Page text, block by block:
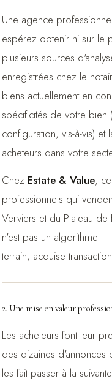
Une agence
espérez obtenir ni sur le
plusieurs sources
enregistrées chez le
biens actuellement en
spécificités de votre bien
configuration, vis-à-vis)
acheteurs dans votre
Chez Estate & Value,
professionnels qui
Verviers et du Plateau
n'est pas un algorithme
terrain, acquise
2. Une mise en valeur
Les acheteurs font leur
des dizaines
les fait passer à la